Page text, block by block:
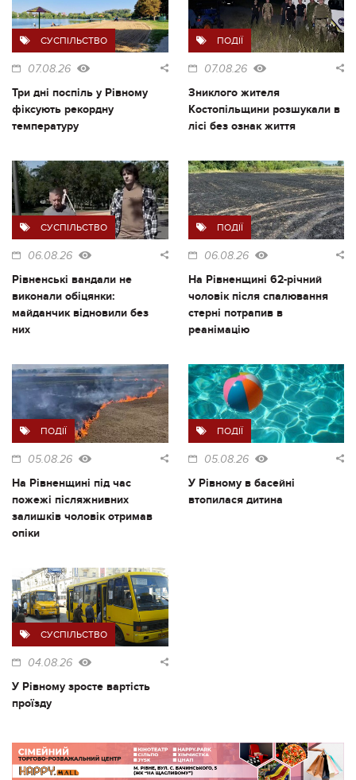
СУСПІЛЬСТВО
07.08.26
Три дні поспіль у Рівному
фіксують рекордну
температуру
ПОДІЇ
07.08.26
Зниклого жителя
Костопільщини розшукали в
лісі без ознак життя
СУСПІЛЬСТВО
06.08.26
Рівненські вандали не
виконали обіцянки:
майданчик відновили без
них
ПОДІЇ
06.08.26
На Рівненщині 62-річний
чоловік після спалювання
стерні потрапив в
реанімацію
ПОДІЇ
05.08.26
На Рівненщині під час
пожежі післяжнивних
залишків чоловік отримав
опіки
ПОДІЇ
05.08.26
У Рівному в басейні
втопилася дитина
СУСПІЛЬСТВО
04.08.26
У Рівному зросте вартість
проїзду